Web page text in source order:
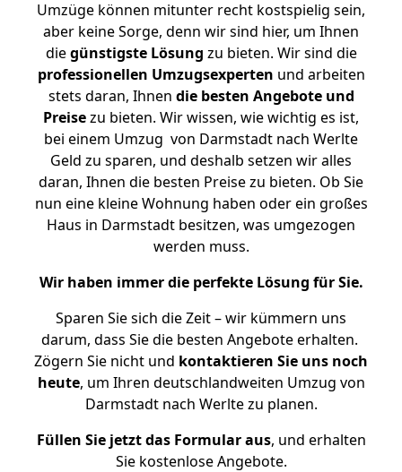
Umzüge können mitunter recht kostspielig sein,
aber keine Sorge, denn wir sind hier, um Ihnen
diegünstigste Lösung zu bieten. Wir sind die
professionellen Umzugsexperten und arbeiten
stets daran, Ihnen die besten Angebote und
Preisezu bieten. Wir wissen, wie wichtig es ist,
bei einem Umzug von Darmstadt nach Werlte
Geld zu sparen, und deshalb setzen wir alles
daran, Ihnen die besten Preise zu bieten. Ob Sie
nun eine kleine Wohnung haben oder ein großes
Haus in Darmstadt besitzen, was umgezogen
werden muss.
Wir haben immer die perfekte Lösung für Sie.
Sparen Sie sich die Zeit – wir kümmern uns
darum, dass Sie die besten Angebote erhalten.
Zögern Sie nicht und kontaktieren Sie uns noch
heute, um Ihren deutschlandweiten Umzug von
Darmstadt nach Werlte zu planen.
Füllen Sie jetzt das Formular aus, und erhalten
Sie kostenlose Angebote.